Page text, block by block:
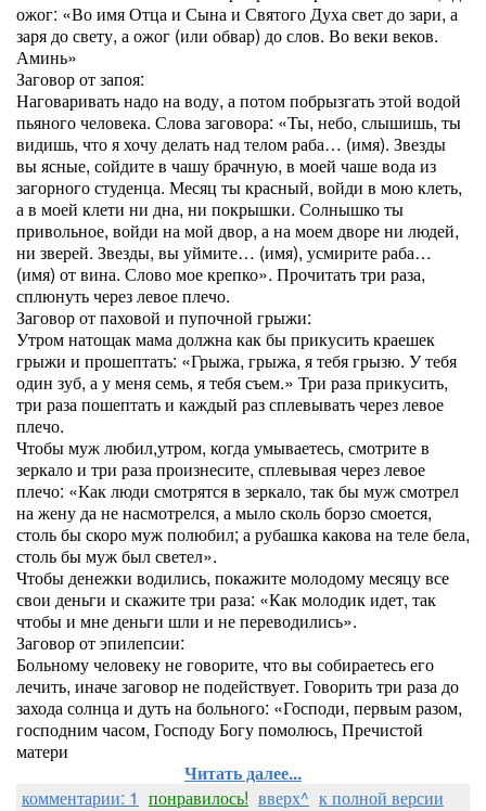
ожог: «Во имя Отца и Сына и Святого Духа свет до зари, а
заря до свету, а ожог (или обвар) до слов. Во веки веков.
Аминь»
Заговор от запоя:
Наговаривать надо на воду, а потом побрызгать этой водой
пьяного человека. Слова заговора: «Ты, небо, слышишь, ты
видишь, что я хочу делать над телом раба… (имя). Звезды
вы ясные, сойдите в чашу брачную, в моей чаше вода из
загорного студенца. Месяц ты красный, войди в мою клеть,
а в моей клети ни дна, ни покрышки. Солнышко ты
привольное, войди на мой двор, а на моем дворе ни людей,
ни зверей. Звезды, вы уймите… (имя), усмирите раба…
(имя) от вина. Слово мое крепко». Прочитать три раза,
сплюнуть через левое плечо.
Заговор от паховой и пупочной грыжи:
Утром натощак мама должна как бы прикусить краешек
грыжи и прошептать: «Грыжа, грыжа, я тебя грызю. У тебя
один зуб, а у меня семь, я тебя съем.» Три раза прикусить,
три раза пошептать и каждый раз сплевывать через левое
плечо.
Чтобы муж любил,утром, когда умываетесь, смотрите в
зеркало и три раза произнесите, сплевывая через левое
плечо: «Как люди смотрятся в зеркало, так бы муж смотрел
на жену да не насмотрелся, а мыло сколь борзо смоется,
столь бы скоро муж полюбил; а рубашка какова на теле бела,
столь бы муж был светел».
Чтобы денежки водились, покажите молодому месяцу все
свои деньги и скажите три раза: «Как молодик идет, так
чтобы и мне деньги шли и не переводились».
Заговор от эпилепсии:
Больному человеку не говорите, что вы собираетесь его
лечить, иначе заговор не подействует. Говорить три раза до
захода солнца и дуть на больного: «Господи, первым разом,
господним часом, Господу Богу помолюсь, Пречистой
матери
Читать далее...
комментарии: 1 понравилось! вверх^ к полной версии